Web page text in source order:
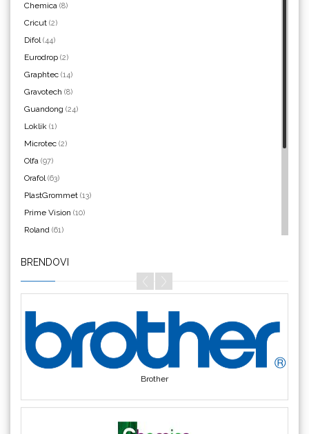
Chemica (8)
Cricut (2)
Difol(44)
Eurodrop (2)
Graphtec (14)
Gravotech (8)
Guandong (24)
Loklik (1)
Microtec (2)
Olfa (97)
Orafol(63)
PlastGrommet (13)
Prime Vision (10)
Roland (61)
Silhouette(3)
Siser(11)
WrapCut (2)
Yellotools(42)
BRENDOVI
Brother